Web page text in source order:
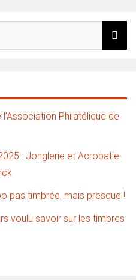
Philatélique de
: Jonglerie et Acrobatie
pas timbrée, mais presque !
voulu savoir sur les timbres